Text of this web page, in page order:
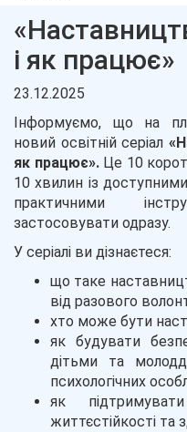
і як працює»
23.12.2025
Інформуємо, що на
новий освітній серіал
як працює».Це 10
10 хвилин із
практичними
застосовувати одразу.
У серіалі ви дізнаєтеся:
що таке
від разового
хто може бути
як будувати
дітьми та
психологічних
як
життєстійкості та